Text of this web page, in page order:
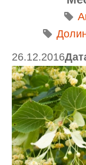
26.12.2016